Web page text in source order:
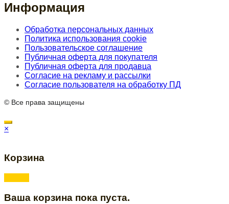
Информация
Обработка персональных данных
Политика использования cookie
Пользовательское соглашение
Публичная оферта для покупателя
Публичная оферта для продавца
Согласие на рекламу и рассылки
Согласие пользователя на обработку ПД
© Все права защищены
×
Корзина
Ваша корзина пока пуста.